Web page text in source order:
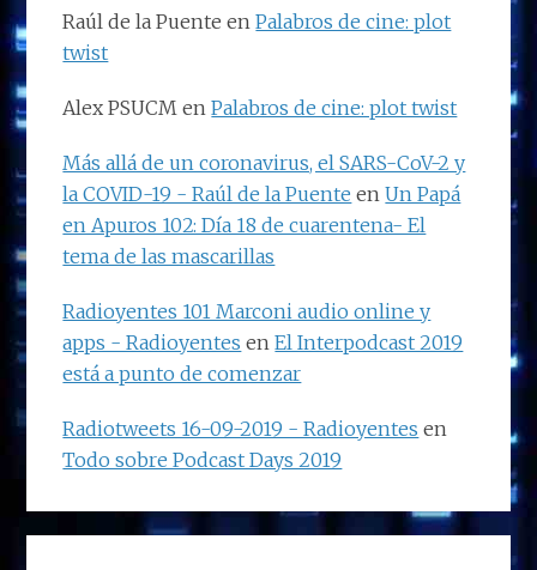
Raúl de la Puente enPalabros de cine: plot
twist
Alex PSUCM enPalabros de cine: plot twist
Más allá de un coronavirus, el SARS-CoV-2 y
la COVID-19 - Raúl de la Puente enUn Papá
en Apuros 102: Día 18 de cuarentena- El
tema de las mascarillas
Radioyentes 101 Marconi audio online y
apps - Radioyentes enEl Interpodcast 2019
está a punto de comenzar
Radiotweets 16-09-2019 - Radioyentes en
Todo sobre Podcast Days 2019